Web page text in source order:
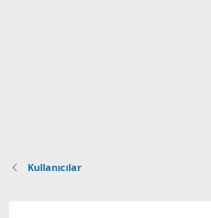
Kullanıcılar